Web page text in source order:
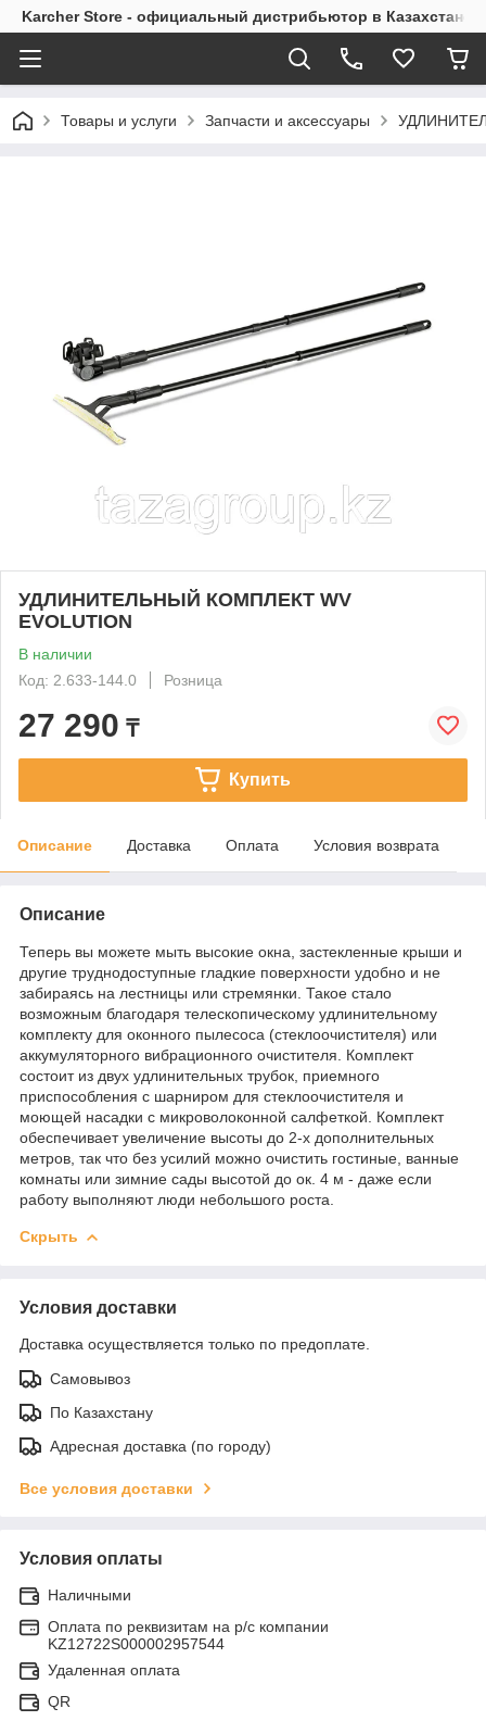
Karcher Store - официальный дистрибьютор в Казахстане
Товары и услуги Запчасти и аксессуары
УДЛИНИТЕЛЬНЫЙ КОМПЛЕКТ WV
EVOLUTION
В наличии
Код: 2.633-144.0
Розница
27 290 ₸
Купить
Описание Доставка Оплата Условия возврата
Описание
Теперь вы можете мыть высокие окна, застекленные крыши и
другие труднодоступные гладкие поверхности удобно и не
забираясь на лестницы или стремянки. Такое стало
возможным благодаря телескопическому удлинительному
комплекту для оконного пылесоса (стеклоочистителя) или
аккумуляторного вибрационного очистителя. Комплект
состоит из двух удлинительных трубок, приемного
приспособления с шарниром для стеклоочистителя и
моющей насадки с микроволоконной салфеткой. Комплект
обеспечивает увеличение высоты до 2-х дополнительных
метров, так что без усилий можно очистить гостиные, ванные
комнаты или зимние сады высотой до ок. 4 м - даже если
работу выполняют люди небольшого роста.
Скрыть
Условия доставки
Доставка осуществляется только по предоплате.
Самовывоз
По Казахстану
Адресная доставка (по городу)
Все условия доставки
Условия оплаты
Наличными
Оплата по реквизитам на р/с компании
KZ12722S000002957544
Удаленная оплата
QR